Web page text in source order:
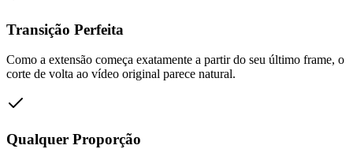
Transição Perfeita
Como a extensão começa exatamente a partir do seu último frame, o
corte de volta ao vídeo original parece natural.
Qualquer Proporção